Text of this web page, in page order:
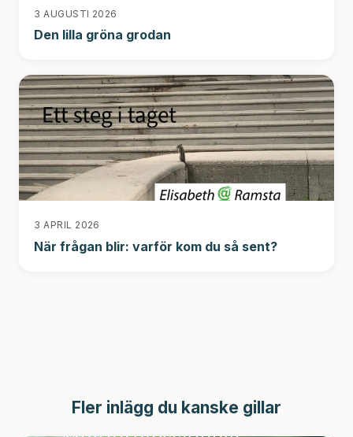
3 AUGUSTI 2026
Den lilla gröna grodan
3 APRIL 2026
När frågan blir: varför kom du så sent?
Fler inlägg du kanske gillar